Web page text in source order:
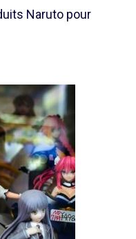
Naruto pour